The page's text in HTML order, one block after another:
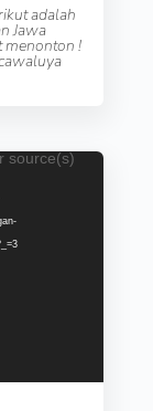
adalah
Jawa
menonton !
source(s)